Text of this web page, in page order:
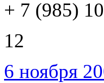
+ 7 (985)
12
6 ноября